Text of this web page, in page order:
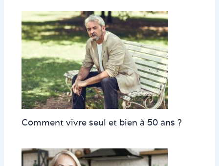
Comment vivre seul et bien à 50 ans ?